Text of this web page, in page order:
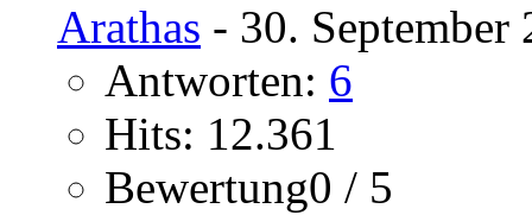
Arathas - 30.
Antworten: 6
Hits: 12.361
Bewertung0 / 5